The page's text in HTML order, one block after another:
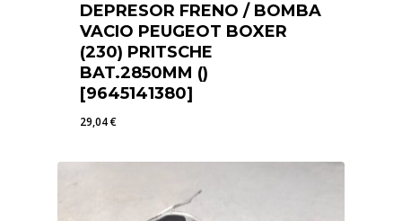
DEPRESOR FRENO / BOMBA
VACIO PEUGEOT BOXER
(230) PRITSCHE
BAT.2850MM ()
[9645141380]
29,04€